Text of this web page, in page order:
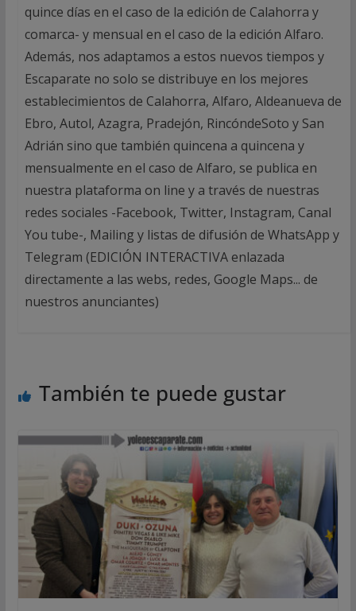
quince días en el caso de la edición de Calahorra y
comarca- y mensual en el caso de la edición Alfaro.
Además, nos adaptamos a estos nuevos tiempos y
Escaparate no solo se distribuye en los mejores
establecimientos de Calahorra, Alfaro, Aldeanueva de
Ebro, Autol, Azagra, Pradejón, RincóndeSoto y San
Adrián sino que también quincena a quincena y
mensualmente en el caso de Alfaro, se publica en
nuestra plataforma on line y a través de nuestras
redes sociales -Facebook, Twitter, Instagram, Canal
You tube-, Mailing y listas de difusión de WhatsApp y
Telegram (EDICIÓN INTERACTIVA enlazada
directamente a las webs, redes, Google Maps... de
nuestros anunciantes)
También te puede gustar